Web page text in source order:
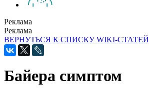
Реклама
Реклама
ВЕРНУТЬСЯ К СПИСКУ WIKI-СТАТЕЙ
Байера симптом